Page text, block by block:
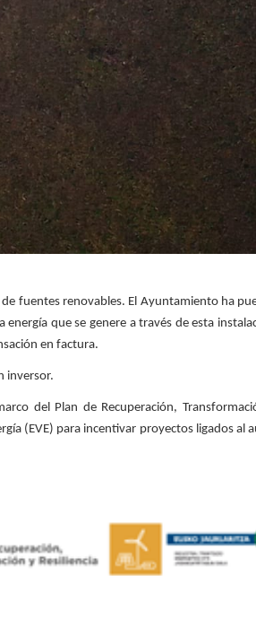
fuentes renovables. El Ayuntamiento ha
que se genere a través de esta
en factura.
inversor.
del Plan de Recuperación,
(EVE) para incentivar proyectos ligados